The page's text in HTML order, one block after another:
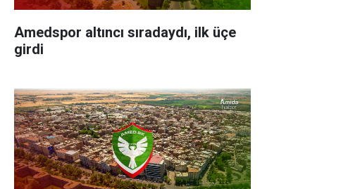
Amedspor altıncı sıradaydı, ilk üçe
girdi